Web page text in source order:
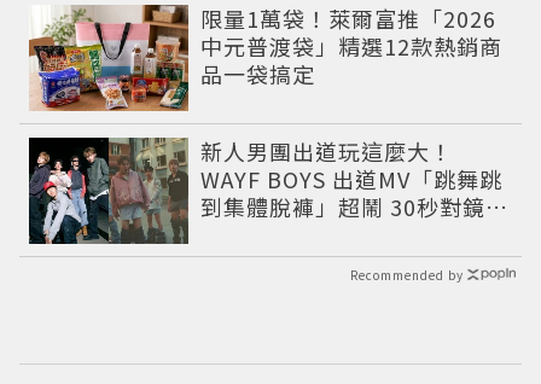
限量1萬袋！萊爾富推「2026
中元普渡袋」精選12款熱銷商
品一袋搞定
新人男團出道玩這麼大！
WAYF BOYS 出道MV「跳舞跳
到集體脫褲」超鬧 30秒對鏡清
Recommended by